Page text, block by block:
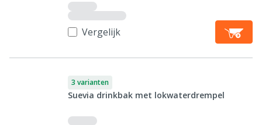
Vergelijk
3 varianten
Suevia drinkbak met lokwaterdrempel